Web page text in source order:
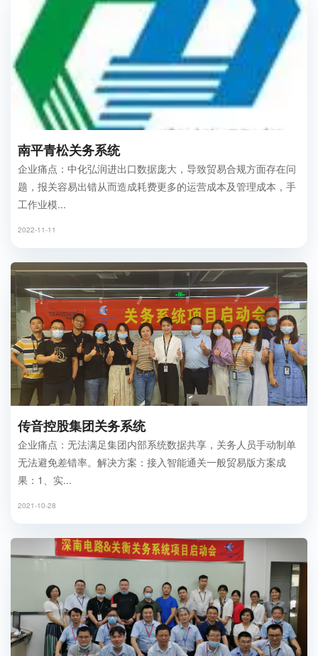
南平青松关务系统
企业痛点：中化弘润进出口数据庞大，导致贸易合规方面存在问
题，报关容易出错从而造成耗费更多的运营成本及管理成本，手
工作业模...
2022-11-11
传音控股集团关务系统
企业痛点：无法满足集团内部系统数据共享，关务人员手动制单
无法避免差错率。解决方案：接入智能通关一般贸易版方案成
果：1、实...
2021-10-28